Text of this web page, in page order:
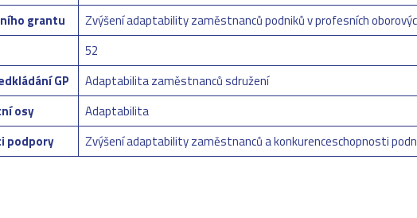
grantu
Zvýšení adaptability zaměstnanců podniků v profesních
52
GP
Adaptabilita zaměstnanců sdružení
osy
Adaptabilita
podpory
Zvýšení adaptability zaměstnanců a konkurenceschopnosti